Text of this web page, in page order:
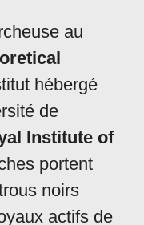
au
hébergé
de
Institute of
portent
noirs
actifs de